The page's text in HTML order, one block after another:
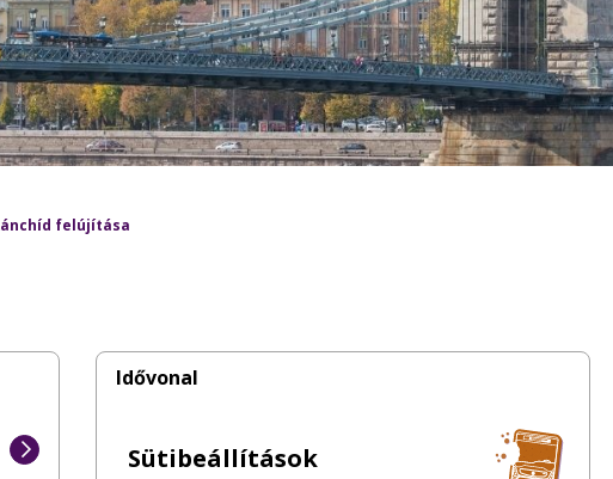
felújítása
Idővonal
mérföldköveit
Sütibeállítások